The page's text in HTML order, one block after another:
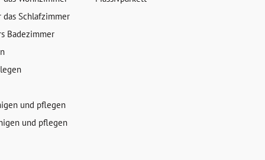
Schlafzimmer
Badezimmer
und pflegen
und pflegen